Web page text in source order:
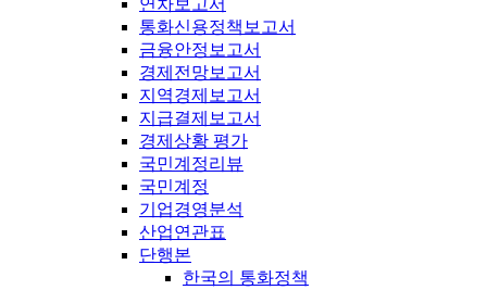
연차보고서
통화신용정책보고서
금융안정보고서
경제전망보고서
지역경제보고서
지급결제보고서
경제상황 평가
국민계정리뷰
국민계정
기업경영분석
산업연관표
단행본
한국의 통화정책